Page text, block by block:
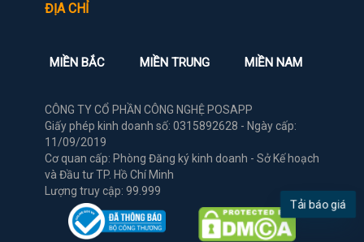
Tải báo giá
ĐỊA CHỈ
MIỀN BẮC MIỀN TRUNG MIỀN NAM
CÔNG TY CỔ PHẦN CÔNG NGHỆ POSAPP
Giấy phép kinh doanh số: 0315892628 - Ngày cấp:
11/09/2019
Cơ quan cấp: Phòng Đăng ký kinh doanh - Sở Kế hoạch
và Đầu tư TP. Hồ Chí Minh
Lượng truy cập: 99.999